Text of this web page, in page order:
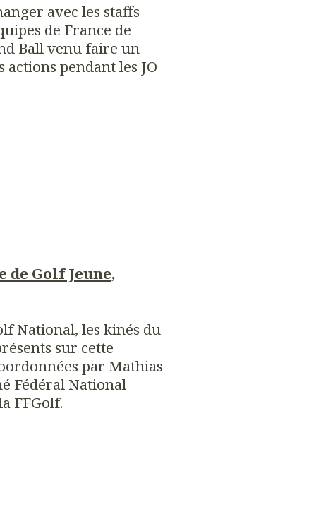
avec les staffs
de France de
Ball venu faire un
actions pendant les JO
Golf Jeune,
National, les kinés du
sur cette
par Mathias
Fédéral National
FFGolf.